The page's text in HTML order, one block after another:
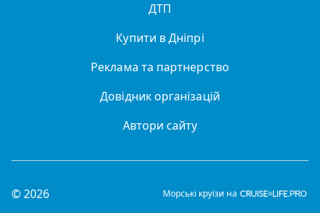
ДТП
Купити в Дніпрі
Реклама та партнерство
Довідник організацій
Автори сайту
© 2026 Морські круїзи на